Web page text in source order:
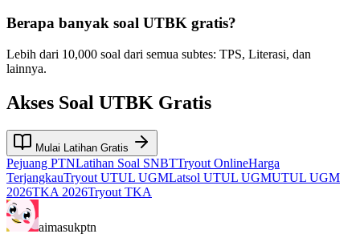
Berapa banyak soal UTBK gratis?
Lebih dari 10,000 soal dari semua subtes: TPS, Literasi, dan
lainnya.
Akses Soal UTBK Gratis
Mulai Latihan Gratis
Pejuang PTNLatihan Soal SNBTTryout OnlineHarga
TerjangkauTryout UTUL UGMLatsol UTUL UGMUTUL UGM
2026TKA 2026Tryout TKA
aimasukptn